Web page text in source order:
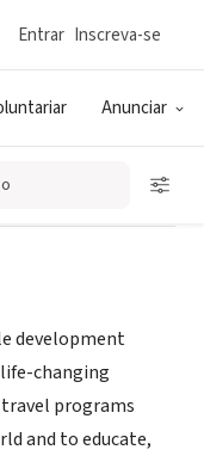
Anunciar
Entrar Inscreva-se
development
changing
programs
and to educate,